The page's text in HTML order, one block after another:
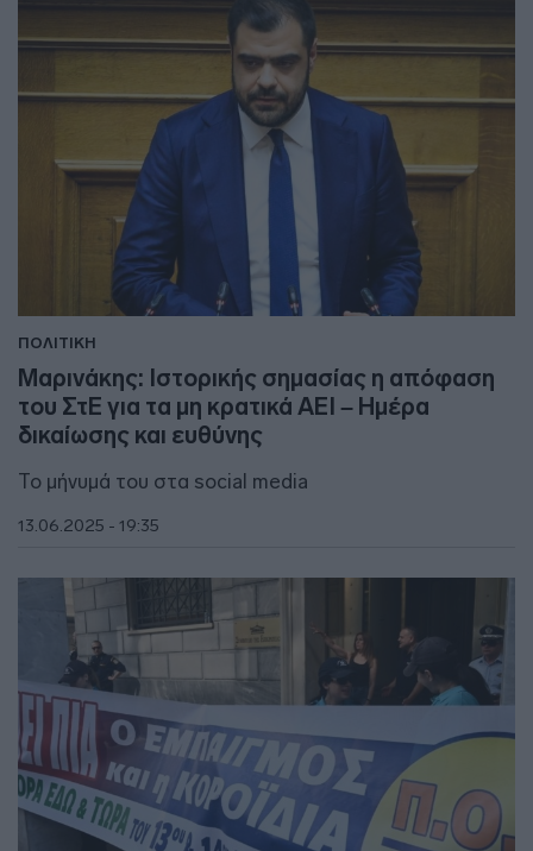
ΠΟΛΙΤΙΚΗ
Μαρινάκης: Ιστορικής σημασίας η απόφαση
του ΣτΕ για τα μη κρατικά ΑΕΙ – Ημέρα
δικαίωσης και ευθύνης
Το μήνυμά του στα social media
13.06.2025 - 19:35